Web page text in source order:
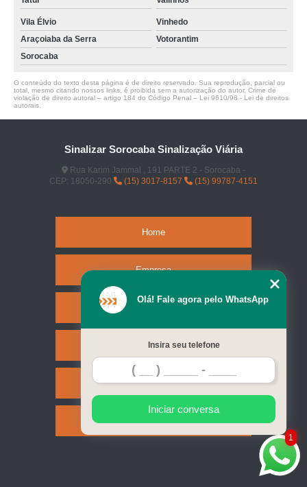
Vila Élvio
Vinhedo
Araçoiaba da Serra
Votorantim
Sorocaba
O conteúdo do texto desta página é de direito reservado. Sua reprodução, parcial ou
total, mesmo citando nossos links, é proibida sem a autorização do autor. Crime de
violação de direito autoral – artigo 184 do Código Penal – Lei 9610/98 - Lei de direitos
autorais
Sinalizar Sorocaba Sinalização Viária
Rua Karim Jammal , 191 PARTE 2 - Sorocaba -
CEP: 18050-290
(15) 3017-8157 (15) 99787-4151
Home
Empresa
Serviços
Contato
Mapa do site
1
Olá! Fale agora pelo WhatsApp
Insira seu telefone
Iniciar conversa